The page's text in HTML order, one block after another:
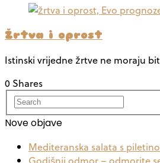
Žrtva i oprost
Istinski vrijedne žrtve ne moraju
0 Shares
Nove objave
Mediteranska salata s